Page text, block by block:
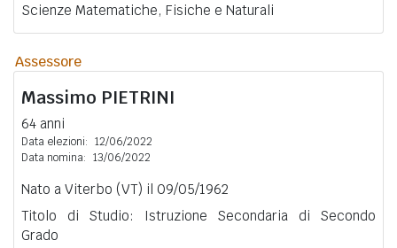
Scienze Matematiche, Fisiche e Naturali
Assessore
Massimo PIETRINI
64 anni
Data elezioni: 12/06/2022
Data nomina: 13/06/2022
Nato a Viterbo (VT) il 09/05/1962
Titolo di Studio: Istruzione Secondaria di Secondo
Grado